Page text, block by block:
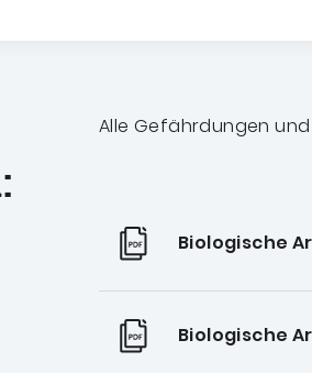
Alle Gefährdungen
Biologische
Biologische